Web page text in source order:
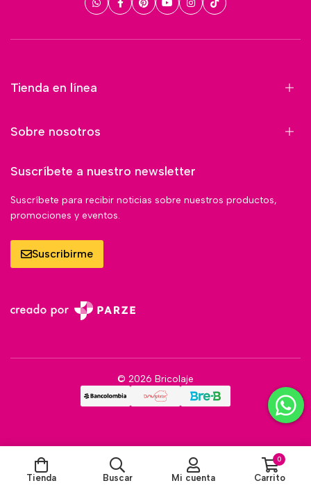
Tienda en línea
Sobre nosotros
Suscríbete a nuestro newsletter
Suscríbete para recibir noticias sobre nuestros productos,
promociones y eventos.
Suscribirme
© 2026 Bricolaje
Tienda Buscar Mi cuenta
0
Carrito